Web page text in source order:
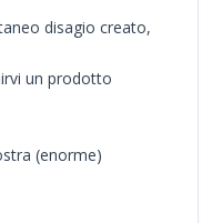
disagio creato,
un prodotto
(enorme)